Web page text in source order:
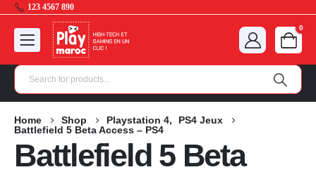
123 4567 890
0
Home Shop Playstation 4,
PS4 Jeux
Battlefield 5 Beta Access – PS4
Battlefield 5 Beta